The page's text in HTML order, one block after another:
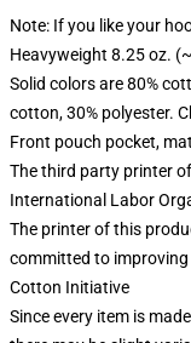
Note: If you like your
Heavyweight 8.25 oz.
Solid colors are 80%
cotton, 30% polyester.
Front pouch pocket,
The third party printer
International Labor
The printer of this
committed to
Cotton Initiative
Since every item is